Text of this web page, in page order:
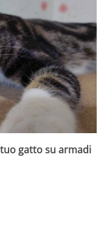
gatto su armadi